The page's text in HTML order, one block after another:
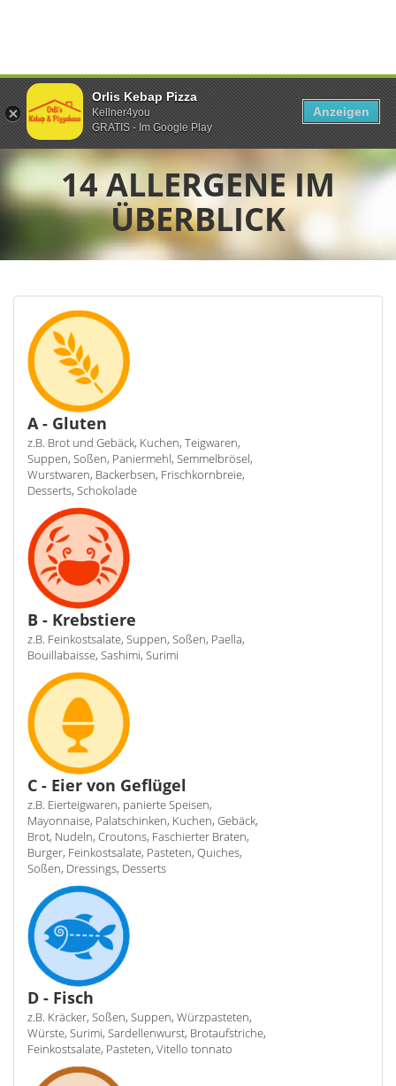
14 ALLERGENE IM
ÜBERBLICK
A - Gluten
z.B. Brot und Gebäck, Kuchen, Teigwaren,
Suppen, Soßen, Paniermehl, Semmelbrösel,
Wurstwaren, Backerbsen, Frischkornbreie,
Desserts, Schokolade
B - Krebstiere
z.B. Feinkostsalate, Suppen, Soßen, Paella,
Bouillabaisse, Sashimi, Surimi
C - Eier von Geflügel
z.B. Eierteigwaren, panierte Speisen,
Mayonnaise, Palatschinken, Kuchen, Gebäck,
Brot, Nudeln, Croutons, Faschierter Braten,
Burger, Feinkostsalate, Pasteten, Quiches,
Soßen, Dressings, Desserts
D - Fisch
z.B. Kräcker, Soßen, Suppen, Würzpasteten,
Würste, Surimi, Sardellenwurst, Brotaufstriche,
Feinkostsalate, Pasteten, Vitello tonnato
Orlis Kebap Pizza
Kellner4you
GRATIS - Im Google Play
Anzeigen